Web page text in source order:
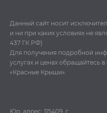
Данный сайт носит
и ни при каких условиях не
437 ГК РФ)
Для получения подробной
услугах и ценах обращайтесь
«Красные Крыши».
Юр. адрес: 115409, г.